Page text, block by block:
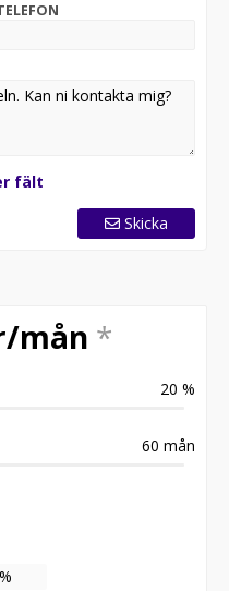
ditt inbyte & erbjuder
diavel1260 diavel-s
fält
Skicka
mån *
20 %
60 mån